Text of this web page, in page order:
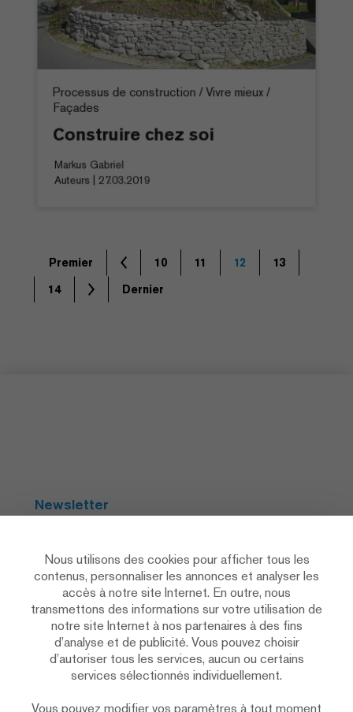
Processus de construction / Vivre mieux /
Façades
Construire chez soi
Markus Gabriel
Auteurs | 27.03.2019
Premier 10 11 12
13
14
Dernier
Newsletter
Social Media
Nous utilisons des cookies pour afficher tous les
contenus, personnaliser les annonces et analyser les
accès à notre site Internet. En outre, nous
transmettons des informations sur votre utilisation de
notre site Internet à nos partenaires à des fins
d’analyse et de publicité. Vous pouvez choisir
d’autoriser tous les services, aucun ou certains
services sélectionnés individuellement.
Vous pouvez modifier vos paramètres à tout moment